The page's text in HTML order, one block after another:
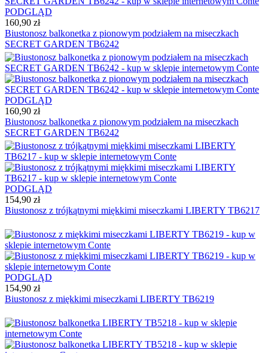
PODGLĄD
160,90 zł
Biustonosz balkonetka z pionowym podziałem na miseczkach
SECRET GARDEN TB6242
PODGLĄD
160,90 zł
Biustonosz balkonetka z pionowym podziałem na miseczkach
SECRET GARDEN TB6242
PODGLĄD
154,90 zł
Biustonosz z trójkątnymi miękkimi miseczkami LIBERTY TB6217
PODGLĄD
154,90 zł
Biustonosz z miękkimi miseczkami LIBERTY TB6219